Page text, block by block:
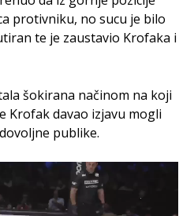
protivniku, no sucu je bilo
te je zaustavio Krofaka i
šokirana načinom na koji
Krofak davao izjavu mogli
publike.